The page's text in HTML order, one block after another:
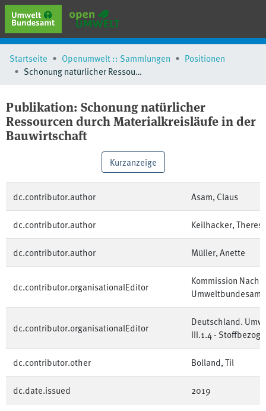
erweiterte Suche
Browse
Schlagwörter
Startseite Openumwelt :: Sammlungen
Positionen
Schonung natürlicher Ressourcen durch Materialkreisläufe in der Bauwirtschaft
Publikation: Schonung natürlicher
Ressourcen durch Materialkreisläufe in der
Bauwirtschaft
Kurzanzeige
dc.contributor.author Asam, Claus
dc.contributor.author Keilhacker,
dc.contributor.author Müller, Anette
dc.contributor.organisationalEditor
Kommission
Umweltbundesamt
dc.contributor.organisationalEditor
Deutschland.
III.1.4 -
dc.contributor.other Bolland, Til
dc.date.issued 2019